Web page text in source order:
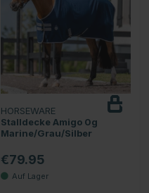
HORSEWARE
Stalldecke Amigo 0g
Marine/Grau/Silber
€79.95